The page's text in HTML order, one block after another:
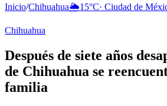
Inicio/Chihuahua🌦️15°C· Ciudad de
Chihuahua
Después de siete años
de Chihuahua se
familia